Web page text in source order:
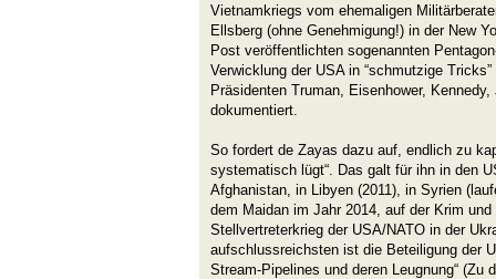
Vietnamkriegs vom ehemaligen
Ellsberg (ohne Genehmigung!) in der New
Post veröffentlichten sogenannten
Verwicklung der USA in “schmutzige
Präsidenten Truman, Eisenhower,
dokumentiert.
So fordert de Zayas dazu auf, endlich zu
systematisch lügt“. Das galt für ihn in den
Afghanistan, in Libyen (2011), in Syrien
dem Maidan im Jahr 2014, auf der Krim
Stellvertreterkrieg der USA/NATO in der
aufschlussreichsten ist die Beteiligung der
Stream-Pipelines und deren Leugnung“ (Zu